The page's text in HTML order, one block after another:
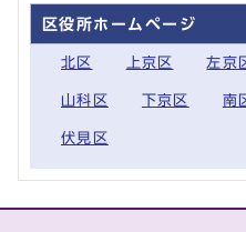
区役所ホームページ
北区 上京区 左京
山科区 下京区 南
伏見区